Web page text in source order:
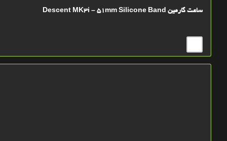
ساعت گارمین Descent MK3i – 51mm Silicone Band